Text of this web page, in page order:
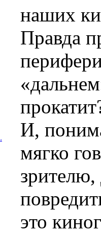
наших
Правда
И,
мягко
зрителю,
это